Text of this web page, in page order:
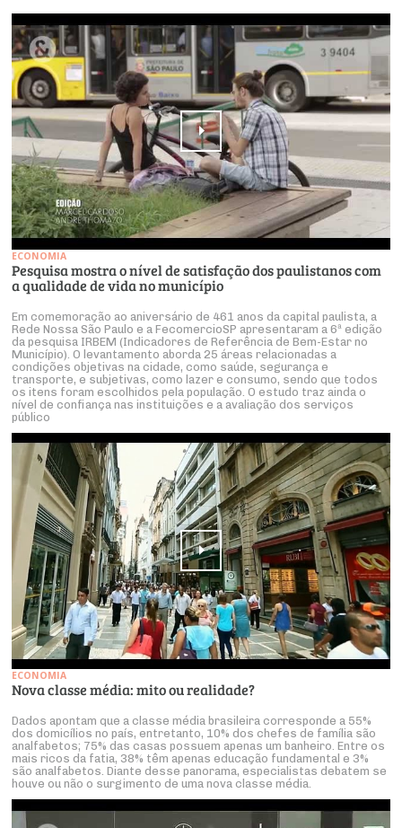
ECONOMIA
Pesquisa mostra o nível de satisfação dos paulistanos com
a qualidade de vida no município
Em comemoração ao aniversário de 461 anos da capital paulista, a
Rede Nossa São Paulo e a FecomercioSP apresentaram a 6ª edição
da pesquisa IRBEM (Indicadores de Referência de Bem-Estar no
Município). O levantamento aborda 25 áreas relacionadas a
condições objetivas na cidade, como saúde, segurança e
transporte, e subjetivas, como lazer e consumo, sendo que todos
os itens foram escolhidos pela população. O estudo traz ainda o
nível de confiança nas instituições e a avaliação dos serviços
público
ECONOMIA
Nova classe média: mito ou realidade?
Dados apontam que a classe média brasileira corresponde a 55%
dos domicílios no país, entretanto, 10% dos chefes de família são
analfabetos; 75% das casas possuem apenas um banheiro. Entre os
mais ricos da fatia, 38% têm apenas educação fundamental e 3%
são analfabetos. Diante desse panorama, especialistas debatem se
houve ou não o surgimento de uma nova classe média.